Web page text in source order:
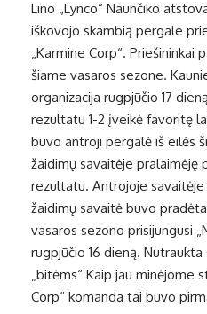
Lino „Lynco“ Naunčiko
iškovojo skambią pergale
„Karmine Corp“.
šiame vasaros sezone.
organizacija rugpjūčio 17
rezultatu 1-2 įveikė favoritę
buvo antroji pergalė iš eilės
žaidimų savaitėje pralaimėję
rezultatu. Antrojoje
žaidimų savaitė buvo
vasaros sezono prisijungusi
rugpjūčio 16 dieną.
„bitėms“ Kaip jau minėjome
Corp“ komanda tai buvo